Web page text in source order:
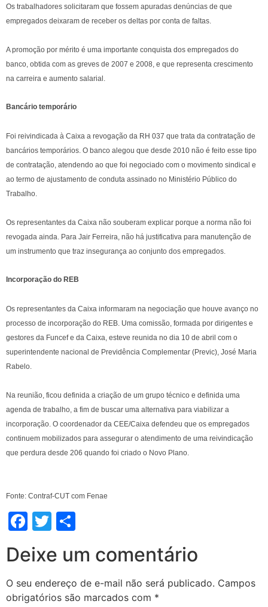
Os trabalhadores solicitaram que fossem apuradas denúncias de que
empregados deixaram de receber os deltas por conta de faltas.
A promoção por mérito é uma importante conquista dos empregados do
banco, obtida com as greves de 2007 e 2008, e que representa crescimento
na carreira e aumento salarial.
Bancário temporário
Foi reivindicada à Caixa a revogação da RH 037 que trata da contratação de
bancários temporários. O banco alegou que desde 2010 não é feito esse tipo
de contratação, atendendo ao que foi negociado com o movimento sindical e
ao termo de ajustamento de conduta assinado no Ministério Público do
Trabalho.
Os representantes da Caixa não souberam explicar porque a norma não foi
revogada ainda. Para Jair Ferreira, não há justificativa para manutenção de
um instrumento que traz insegurança ao conjunto dos empregados.
Incorporação do REB
Os representantes da Caixa informaram na negociação que houve avanço no
processo de incorporação do REB. Uma comissão, formada por dirigentes e
gestores da Funcef e da Caixa, esteve reunida no dia 10 de abril com o
superintendente nacional de Previdência Complementar (Previc), José Maria
Rabelo.
Na reunião, ficou definida a criação de um grupo técnico e definida uma
agenda de trabalho, a fim de buscar uma alternativa para viabilizar a
incorporação. O coordenador da CEE/Caixa defendeu que os empregados
continuem mobilizados para assegurar o atendimento de uma reivindicação
que perdura desde 206 quando foi criado o Novo Plano.
Fonte: Contraf-CUT com Fenae
Facebook
Twitter
Deixe um comentário
O seu endereço de e-mail não será publicado. Campos
obrigatórios são marcados com *